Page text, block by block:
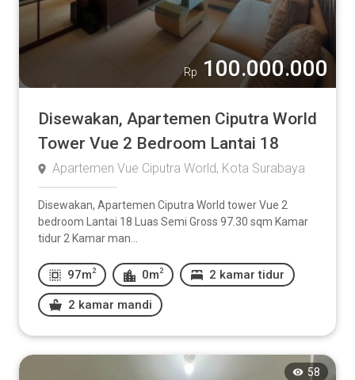
Rp 100.000.000
Disewakan, Apartemen Ciputra World
Tower Vue 2 Bedroom Lantai 18
Apartemen Vue Ciputra World, Kota Surabaya
Disewakan, Apartemen Ciputra World tower Vue 2
bedroom Lantai 18 Luas Semi Gross 97.30 sqm Kamar
tidur 2 Kamar man...
97m 2 0m 2 2 kamar tidur
2 kamar mandi
58